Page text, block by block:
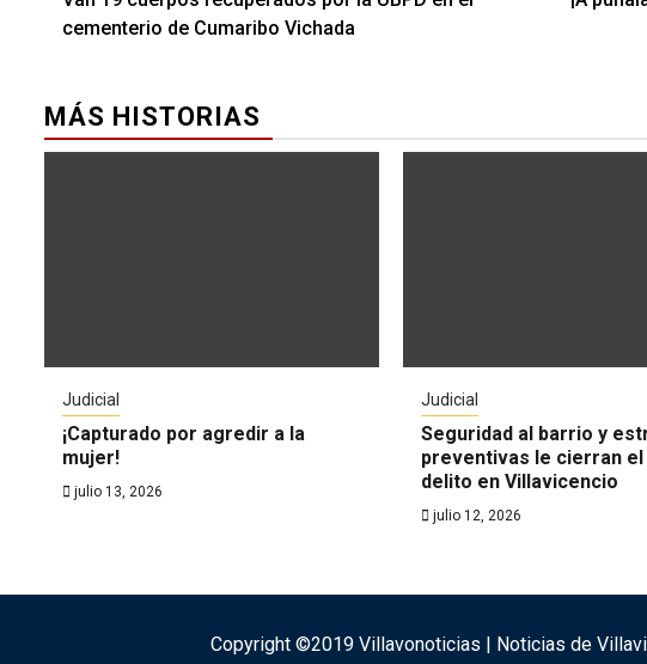
cementerio de Cumaribo Vichada
MÁS HISTORIAS
Judicial
¡Capturado por agredir a la
mujer!
julio 13, 2026
Judicial
Seguridad al barrio y
preventivas le cierran el
delito en Villavicencio
julio 12, 2026
Copyright ©2019 Villavonoticias | Noticias de